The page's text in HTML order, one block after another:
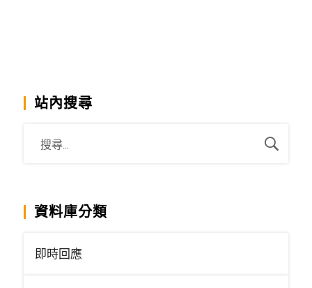
站內搜尋
資料庫分類
即時回應